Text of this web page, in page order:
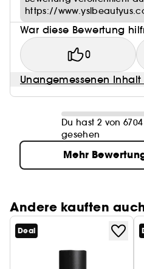
https://
War diese Bewertung
0
Unangemessenen
Du hast 2 von
gesehen
Mehr
Andere kauften
Deal